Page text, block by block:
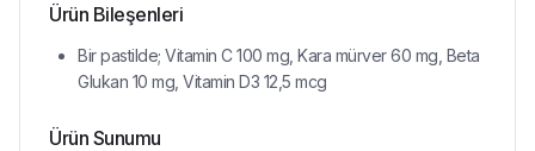
Ürün Bileşenleri
Bir pastilde; Vitamin C 100 mg, Kara mürver 60 mg, Beta
Glukan 10 mg, Vitamin D3 12,5 mcg
Ürün Sunumu